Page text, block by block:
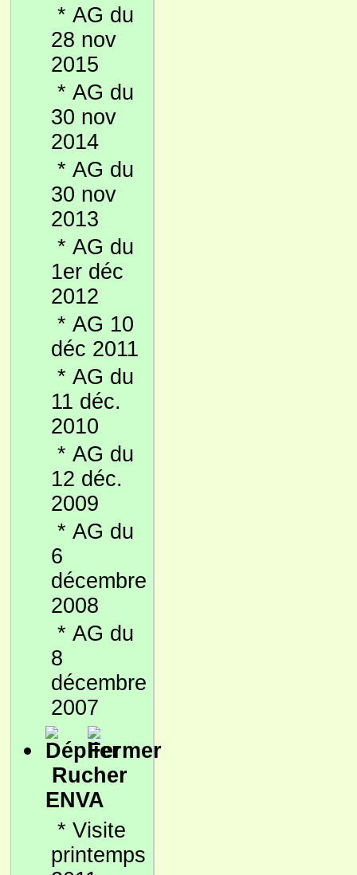
* AG du
28 nov
2015
* AG du
30 nov
2014
* AG du
30 nov
2013
* AG du
1er déc
2012
* AG 10
déc 2011
* AG du
11 déc.
2010
* AG du
12 déc.
2009
* AG du
6
décembre
2008
* AG du
8
décembre
2007
Rucher
ENVA
* Visite
printemps